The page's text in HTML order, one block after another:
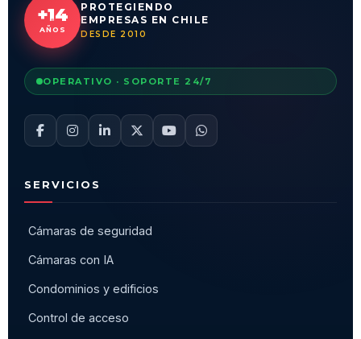
+14
AÑOS
PROTEGIENDO
EMPRESAS EN CHILE
DESDE 2010
OPERATIVO · SOPORTE 24/7
SERVICIOS
Cámaras de seguridad
Cámaras con IA
Condominios y edificios
Control de acceso